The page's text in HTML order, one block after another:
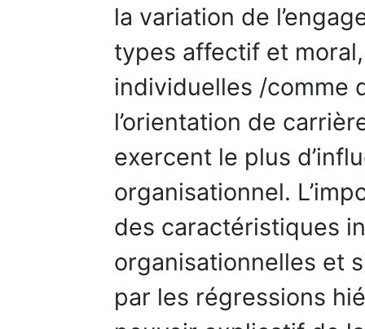
la variation de
types affectif et
individuelles /comme
l’orientation de
exercent le plus
organisationnel.
des caractéristiques
organisationnelles et
par les régressions